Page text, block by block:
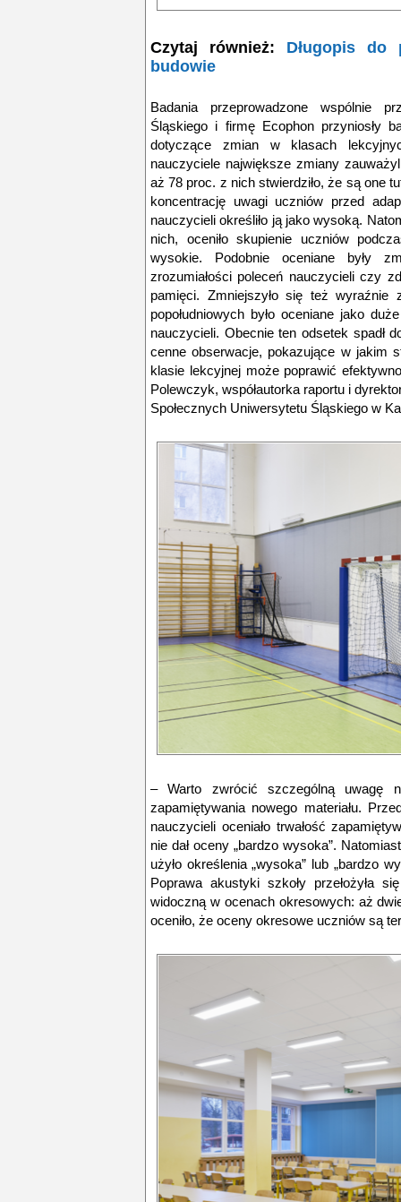
Czytaj również: Długopis
budowie
Badania przeprowadzone wspólnie
Śląskiego i firmę Ecophon przyniosły
dotyczące zmian w klasach
nauczyciele największe zmiany
aż 78 proc. z nich stwierdziło, że są one
koncentrację uwagi uczniów przed
nauczycieli określiło ją jako wysoką.
nich, oceniło skupienie uczniów
wysokie. Podobnie oceniane były
zrozumiałości poleceń nauczycieli czy
pamięci. Zmniejszyło się też
popołudniowych było oceniane jako
nauczycieli. Obecnie ten odsetek spadł
cenne obserwacje, pokazujące w jakim
klasie lekcyjnej może poprawić
Polewczyk, współautorka raportu i
Społecznych Uniwersytetu Śląskiego w
–Warto zwrócić szczególną uwagę
zapamiętywania nowego materiału.
nauczycieli oceniało trwałość
nie dał oceny „bardzo wysoka”.
użyło określenia „wysoka” lub „bardzo
Poprawa akustyki szkoły przełożyła
widoczną w ocenach okresowych: aż
oceniło, że oceny okresowe uczniów są